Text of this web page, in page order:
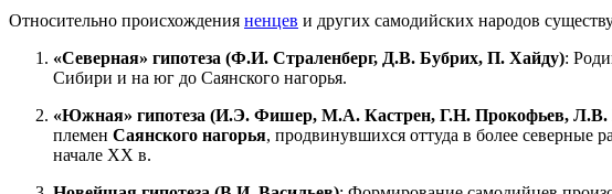
Относительно происхождения ненцев и других самодийских народов
«Северная» гипотеза (Ф.И. Страленберг, Д.В. Бубрих, П. Хайду):
Сибири и на юг до Саянского нагорья.
«Южная» гипотеза (И.Э. Фишер, М.А. Кастрен, Г.Н. Прокофьев,
племен Саянского нагорья, продвинувшихся оттуда в более северные
начале XX в.